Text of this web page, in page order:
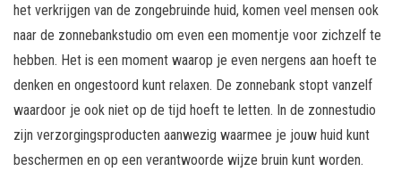
het verkrijgen van de zongebruinde huid, komen veel mensen ook
naar de zonnebankstudio om even een momentje voor zichzelf te
hebben. Het is een moment waarop je even nergens aan hoeft te
denken en ongestoord kunt relaxen. De zonnebank stopt vanzelf
waardoor je ook niet op de tijd hoeft te letten. In de zonnestudio
zijn verzorgingsproducten aanwezig waarmee je jouw huid kunt
beschermen en op een verantwoorde wijze bruin kunt worden.